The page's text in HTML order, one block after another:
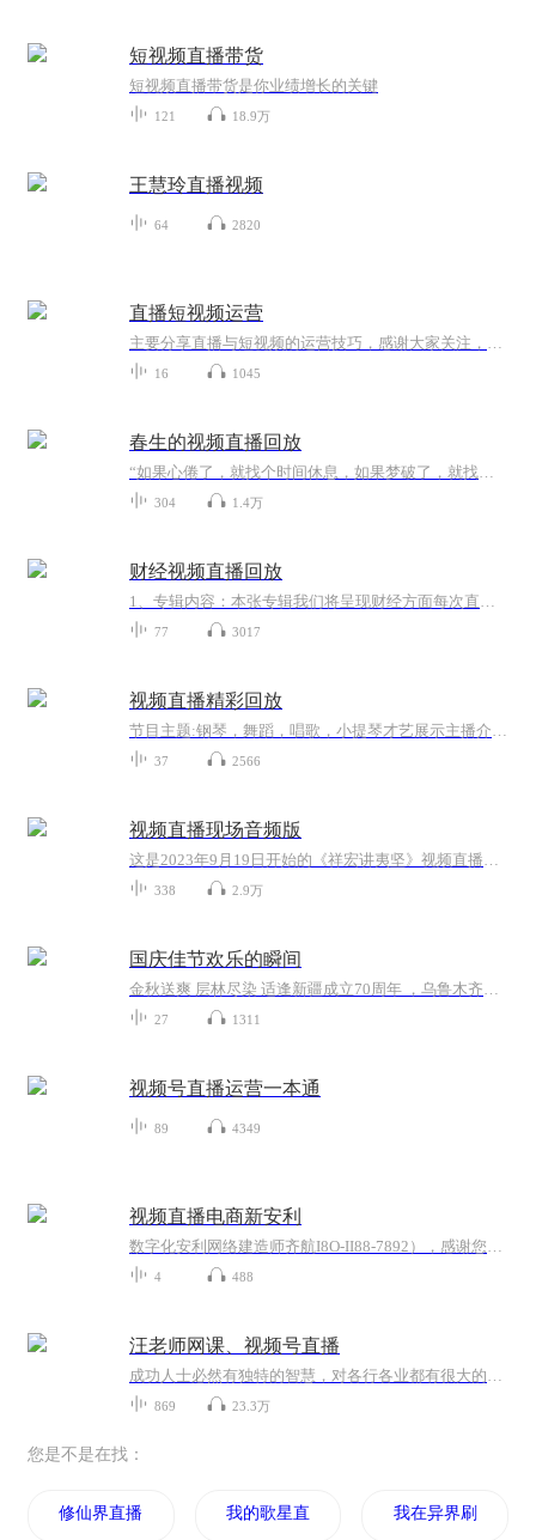
短视频直播带货
短视频直播带货是你业绩增长的关键
121 18.9万
王慧玲直播视频
64 2820
直播短视频运营
主要分享直播与短视频的运营技巧，感谢大家关注，威pangz2158
16 1045
春生的视频直播回放
“如果心倦了，就找个时间休息，如果梦破了，就找个机会修补。夜静然、人释然，才能好好放松。”嗨，你好，我是春生。我会在这里分享我的声音和音乐给你。希望我的声音，能够陪伴你的每一个孤独的夜晚~~宝贝，晚安好梦~~坚持每日更新，如果你喜欢，就点击...
304 1.4万
财经视频直播回放
1、专辑内容：本张专辑我们将呈现财经方面每次直播的回放，方便各位听众朋友们收听，复习。2、更新频次：交易日更新。3、专辑价值：我们会设置长期的跟踪标的，并且在每周复盘一次，其次，根据市场情况，每月，每个季度筛选，或者剔除相应跟踪标的，做到循...
77 3017
视频直播精彩回放
节目主题:钢琴，舞蹈，唱歌，小提琴才艺展示主播介绍:热爱生活的音乐主播主播寄语:音乐是人类的第二语言，让我们一起来吧～更新频率:每周一次
37 2566
视频直播现场音频版
这是2023年9月19日开始的《祥宏讲夷坚》视频直播版的现场原声，每个故事与“祥宏讲夷坚”专辑风格不同，欢迎收听。
338 2.9万
国庆佳节欢乐的瞬间
金秋送爽 层林尽染 适逢新疆成立70周年 ，乌鲁木齐于2025年9月23日迎来党中央和习大大带领的慰问团。新疆各族群众欢欣鼓舞，热烈欢迎。
27 1311
视频号直播运营一本通
89 4349
视频直播电商新安利
数字化安利网络建造师齐航I8O-II88-7892），感谢您关注订阅专辑，成功的精髓是助人！世界在变，运作的方式也在变，数字化的优势：1、没有开支，不用东跑西跑2、人脉无限，网上找同频的人3、解决地域限制，开发全国市场4、伙伴不易流失，市场稳健经营，团队倍增快！5、互联网推广，效率更高，住家创业，网上学习！一样的+互联网，不一样的精彩！不一样的结果！你必须要有一个系统，一个与时俱进的系统，没有系统，管道只能停留在概念的层面！正是系统，帮助我们把管道的概念变成实实在在的生意，所...
4 488
汪老师网课、视频号直播
成功人士必然有独特的智慧，对各行各业都有很大的参考价值，本专辑是汪老师网课和视频号直播的精彩内容。
869 23.3万
您是不是在找：
修仙界直播 我的歌星直播系统 我在异界刷视频